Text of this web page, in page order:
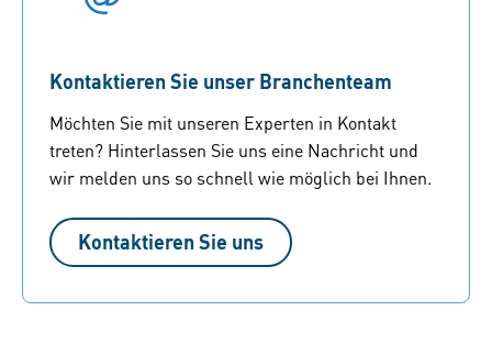
Kontaktieren Sie unser Branchenteam
Möchten Sie mit unseren Experten in Kontakt
treten? Hinterlassen Sie uns eine Nachricht und
wir melden uns so schnell wie möglich bei Ihnen.
Kontaktieren Sie uns